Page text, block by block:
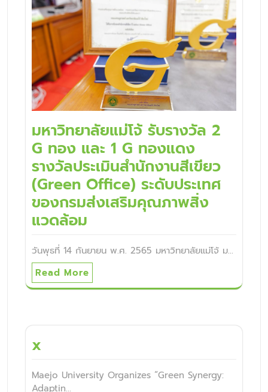
มหาวิทยาลัยแม่โจ้ รับรางวัล 2
G ทอง และ 1 G ทองแดง
รางวัลประเมินสำนักงานสีเขียว
(Green Office) ระดับประเทศ
ของกรมส่งเสริมคุณภาพสิ่ง
แวดล้อม
วันพุธที่ 14 กันยายน พ.ศ. 2565 มหาวิทยาลัยแม่โจ้ ม…
Read More
x
Maejo University Organizes “Green Synergy:
Adaptin…